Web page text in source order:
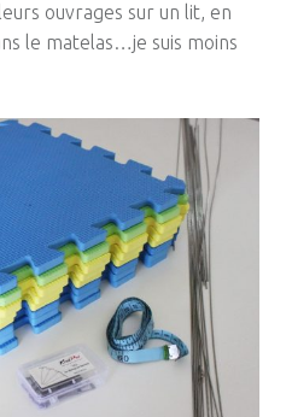
ouvrages sur un lit, en
le matelas…je suis moins